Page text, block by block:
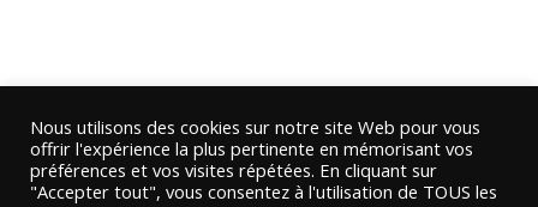
Nous utilisons des cookies sur notre site Web pour vous
offrir l'expérience la plus pertinente en mémorisant vos
préférences et vos visites répétées. En cliquant sur
"Accepter tout", vous consentez à l'utilisation de TOUS les